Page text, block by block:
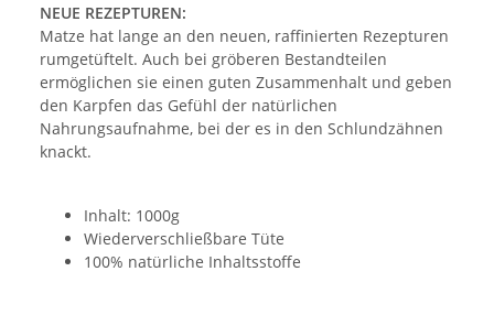
NEUE REZEPTUREN:
Matze hat lange an den neuen, raffinierten Rezepturen
rumgetüftelt. Auch bei gröberen Bestandteilen
ermöglichen sie einen guten Zusammenhalt und geben
den Karpfen das Gefühl der natürlichen
Nahrungsaufnahme, bei der es in den Schlundzähnen
knackt.
Inhalt: 1000g
Wiederverschließbare Tüte
100% natürliche Inhaltsstoffe